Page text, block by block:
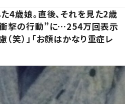
4歳娘。直後、それを見た2歳
撃の行動”に…254万回表示
（笑）」「お顔はかなり重症レ